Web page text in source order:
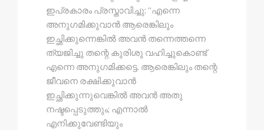
ഇപ്രകാരം പ്രസ്താവിച്ചു: “എന്നെ
അനുഗമിക്കുവാൻ ആരെങ്കിലും
ഇച്ഛിക്കുന്നെങ്കിൽ അവൻ തന്നെത്തന്നെ
ത്യജിച്ചു തന്റെ കുരിശു വഹിച്ചുകൊണ്ട്
എന്നെ അനുഗമിക്കട്ടെ. ആരെങ്കിലും തന്റെ
ജീവനെ രക്ഷിക്കുവാൻ
ഇച്ഛിക്കുന്നുവെങ്കിൽ അവൻ അതു
നഷ്ടപ്പെടുത്തും; എന്നാൽ
എനിക്കുവേണ്ടിയും